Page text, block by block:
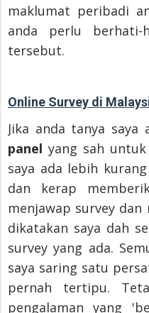
maklumat peribadi
anda perlu
tersebut.
Online Survey di
Jika anda tanya saya
panel yang sah
saya ada lebih
dan kerap
menjawap survey
dikatakan saya dah
survey yang ada.
saya saring satu
pernah tertipu.
pengalaman yang